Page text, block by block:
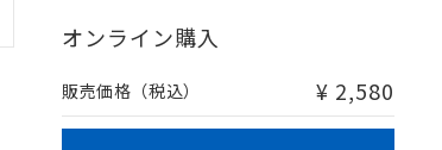
オンライン購入
販売価格（税込） ¥ 2,580